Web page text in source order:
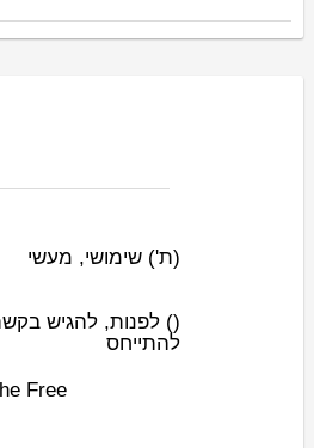
(ת') שימושי, מעשי
(
) לפנות, להגיש
להתייחס
Free